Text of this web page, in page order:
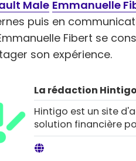
Emmanuelle
puis en
Fibert se
son expérience.
La rédaction Hintigo
Hintigo est un site
solution financière